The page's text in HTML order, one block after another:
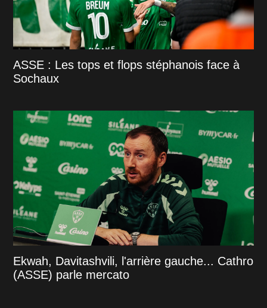
ASSE : Les tops et flops stéphanois face à
Sochaux
Ekwah, Davitashvili, l'arrière gauche... Cathro
(ASSE) parle mercato